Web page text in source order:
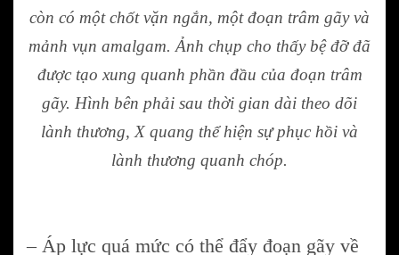
còn có một chốt vặn ngắn, một đoạn trâm gãy và
mảnh vụn amalgam. Ảnh chụp cho thấy bệ đỡ đã
được tạo xung quanh phần đầu của đoạn trâm
gãy. Hình bên phải sau thời gian dài theo dõi
lành thương, X quang thể hiện sự phục hồi và
lành thương quanh chóp.
– Áp lực quá mức có thể đẩy đoạn gãy về